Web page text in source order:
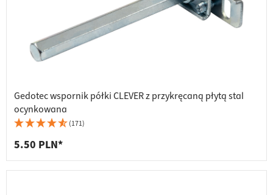
Gedotec wspornik półki CLEVER z przykręcaną płytą stal
ocynkowana
(171)
5.50 PLN*